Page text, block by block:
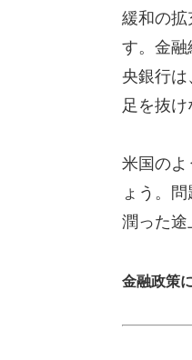
緩和の拡
す。金融
央銀行は
足を抜
米国のよ
ょう。
潤った途
金融政策